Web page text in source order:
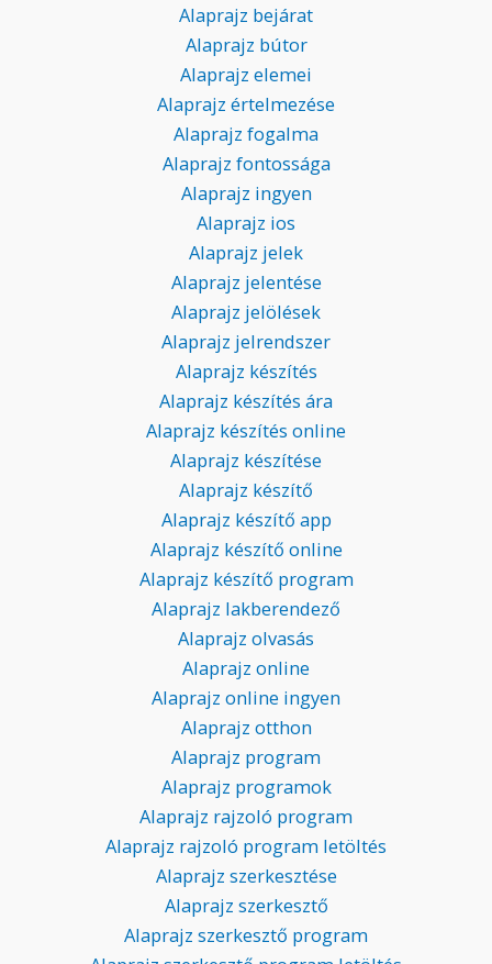
Alaprajz bejárat
Alaprajz bútor
Alaprajz elemei
Alaprajz értelmezése
Alaprajz fogalma
Alaprajz fontossága
Alaprajz ingyen
Alaprajz ios
Alaprajz jelek
Alaprajz jelentése
Alaprajz jelölések
Alaprajz jelrendszer
Alaprajz készítés
Alaprajz készítés ára
Alaprajz készítés online
Alaprajz készítése
Alaprajz készítő
Alaprajz készítő app
Alaprajz készítő online
Alaprajz készítő program
Alaprajz lakberendező
Alaprajz olvasás
Alaprajz online
Alaprajz online ingyen
Alaprajz otthon
Alaprajz program
Alaprajz programok
Alaprajz rajzoló program
Alaprajz rajzoló program letöltés
Alaprajz szerkesztése
Alaprajz szerkesztő
Alaprajz szerkesztő program